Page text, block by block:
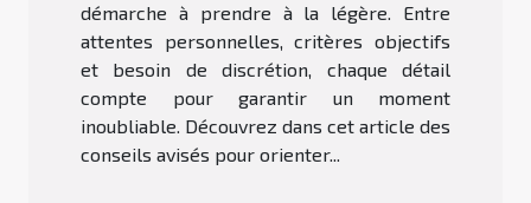
démarche à prendre à la légère. Entre
attentes personnelles, critères objectifs
et besoin de discrétion, chaque détail
compte pour garantir un moment
inoubliable. Découvrez dans cet article des
conseils avisés pour orienter...